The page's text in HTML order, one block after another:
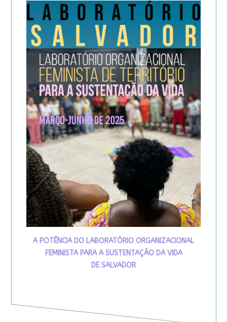
A POTÊNCIA DO LABORATÓRIO ORGANIZACIONAL
FEMINISTA PARA A SUSTENTAÇÃO DA VIDA
DE SALVADOR